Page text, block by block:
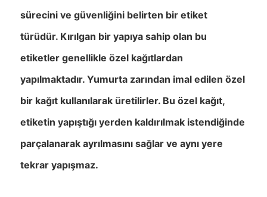
sürecini ve güvenliğini belirten bir etiket
türüdür. Kırılgan bir yapıya sahip olan bu
etiketler genellikle özel kağıtlardan
yapılmaktadır. Yumurta zarından imal edilen özel
bir kağıt kullanılarak üretilirler. Bu özel kağıt,
etiketin yapıştığı yerden kaldırılmak istendiğinde
parçalanarak ayrılmasını sağlar ve aynı yere
tekrar yapışmaz.